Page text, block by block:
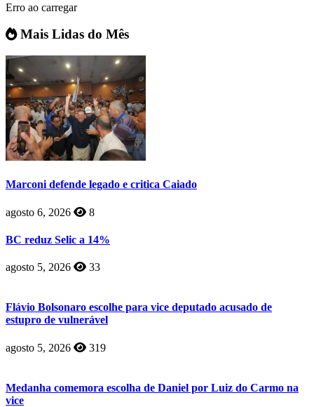
Erro ao carregar
Mais Lidas do Mês
Marconi defende legado e critica Caiado
agosto 6, 2026 8
BC reduz Selic a 14%
agosto 5, 2026 33
Flávio Bolsonaro escolhe para vice deputado acusado de
estupro de vulnerável
agosto 5, 2026 319
Medanha comemora escolha de Daniel por Luiz do Carmo na
vice